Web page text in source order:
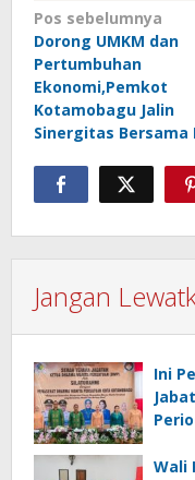
Navigasi
pos
Pos sebelumnya
Dorong UMKM dan
Pertumbuhan
Ekonomi,Pemkot
Kotamobagu Jalin
Sinergitas Bersama
Jangan
Ini
Wali